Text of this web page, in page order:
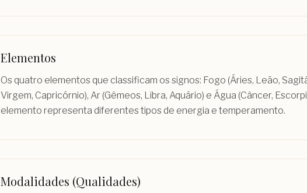
Elementos
Os quatro elementos que classificam os signos: Fogo (Áries, Leão,
Virgem, Capricórnio), Ar (Gêmeos, Libra, Aquário) e Água (Câncer,
elemento representa diferentes tipos de energia e temperamento.
Modalidades (Qualidades)